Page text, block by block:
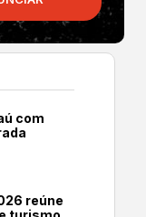
com
reúne